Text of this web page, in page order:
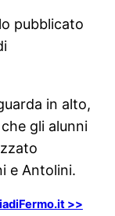
pubblicato
in alto,
gli alunni
e Antolini.
>>